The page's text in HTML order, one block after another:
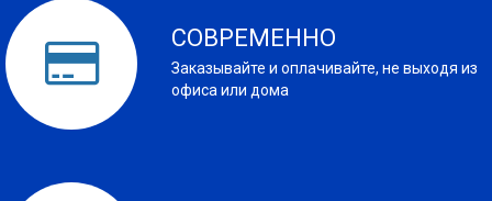
СОВРЕМЕННО
Заказывайте и оплачивайте, не выходя из
офиса или дома